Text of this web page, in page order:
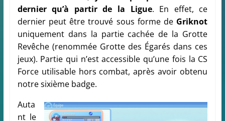
dernier qu’à partir de la Ligue. En effet, ce
dernier peut être trouvé sous forme de Griknot
uniquement dans la partie cachée de la Grotte
Revêche (renommée Grotte des Égarés dans ces
jeux). Partie qui n’est accessible qu’une fois la CS
Force utilisable hors combat, après avoir obtenu
notre sixième badge.
Auta
nt le